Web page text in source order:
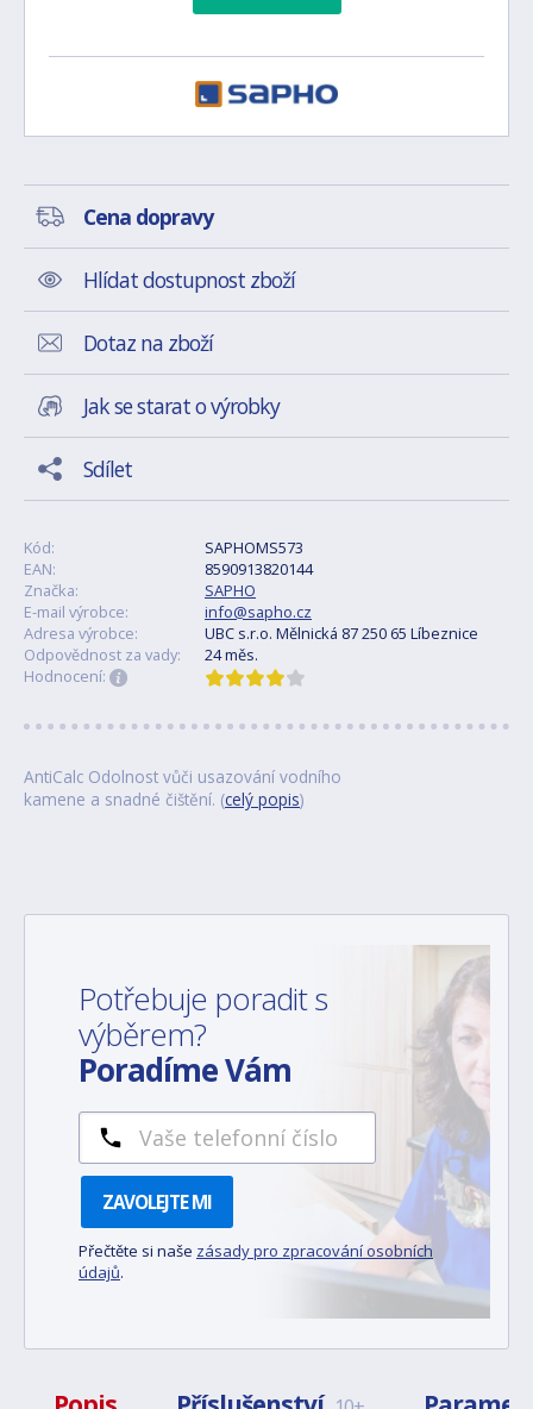
Cena dopravy
Hlídat dostupnost zboží
Dotaz na zboží
Jak se starat o výrobky
Sdílet
Kód:
SAPHOMS573
EAN:
8590913820144
Značka:
SAPHO
E-mail výrobce:
info@sapho.cz
Adresa výrobce:
UBC s.r.o. Mělnická 87 250 65 Líbeznice
Odpovědnost za vady:
24 měs.
Hodnocení:
AntiCalc Odolnost vůči usazování vodního
kamene a snadné čištění. (celý popis)
Potřebuje poradit s
výběrem?
Poradíme Vám
ZAVOLEJTE MI
Přečtěte si naše zásady pro zpracování osobních
údajů.